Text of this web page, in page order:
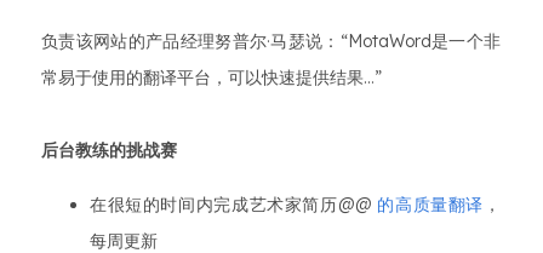
负责该网站的产品经理努普尔·马瑟说：“MotaWord是一个非
常易于使用的翻译平台，可以快速提供结果...”
后台教练的挑战赛
在很短的时间内完成艺术家简历@@ 的高质量翻译 ，
每周更新